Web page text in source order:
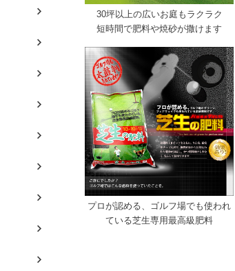
30坪以上の広いお庭もラクラク
短時間で肥料や焼砂が撒けます
プロが認める、ゴルフ場でも使われ
ている芝生専用最高級肥料